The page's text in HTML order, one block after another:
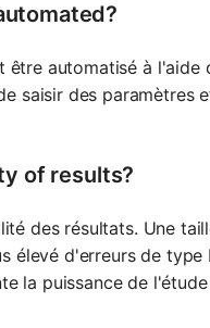
automatisé à l'aide
saisir des paramètres
of results?
des résultats. Une
élevé d'erreurs de type
la puissance de